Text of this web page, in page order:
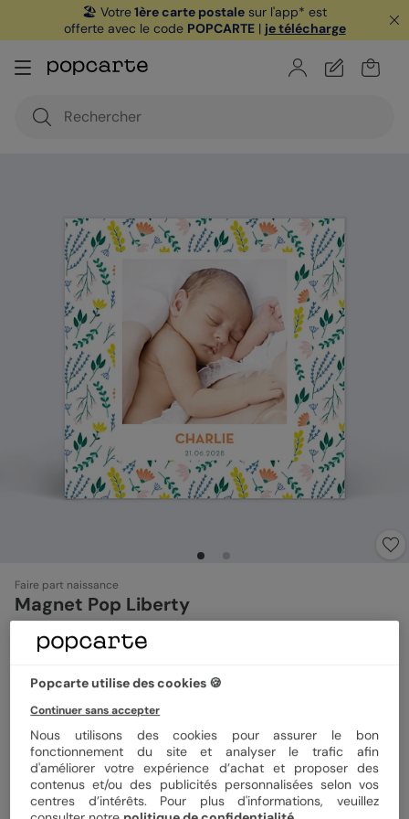
🏖️ Votre1ère carte postale sur l'app* est
offerte avec le code POPCARTE| je télécharge
Faire part naissance
Magnet Pop Liberty
Format
Quantité Échantillon personnalisé
Popcarte utilise des cookies 🍪
Continuer sans accepter
Nous utilisons des cookies pour assurer le bon
fonctionnement du site et analyser le trafic afin
d'améliorer votre expérience d’achat et proposer des
contenus et/ou des publicités personnalisées selon vos
centres d’intérêts. Pour plus d'informations, veuillez